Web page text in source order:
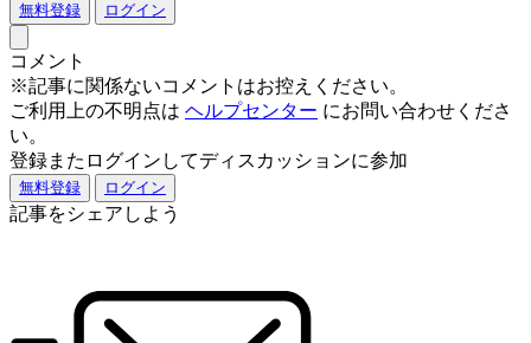
無料登録 ログイン
コメント
※記事に関係ないコメントはお控えください。
ご利用上の不明点は ヘルプセンター にお問い合わせくださ
い。
登録またログインしてディスカッションに参加
無料登録 ログイン
記事をシェアしよう